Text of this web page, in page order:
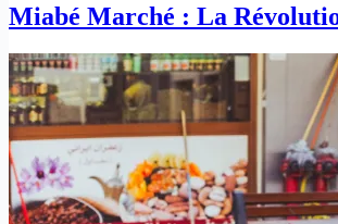
Miabé Marché : La